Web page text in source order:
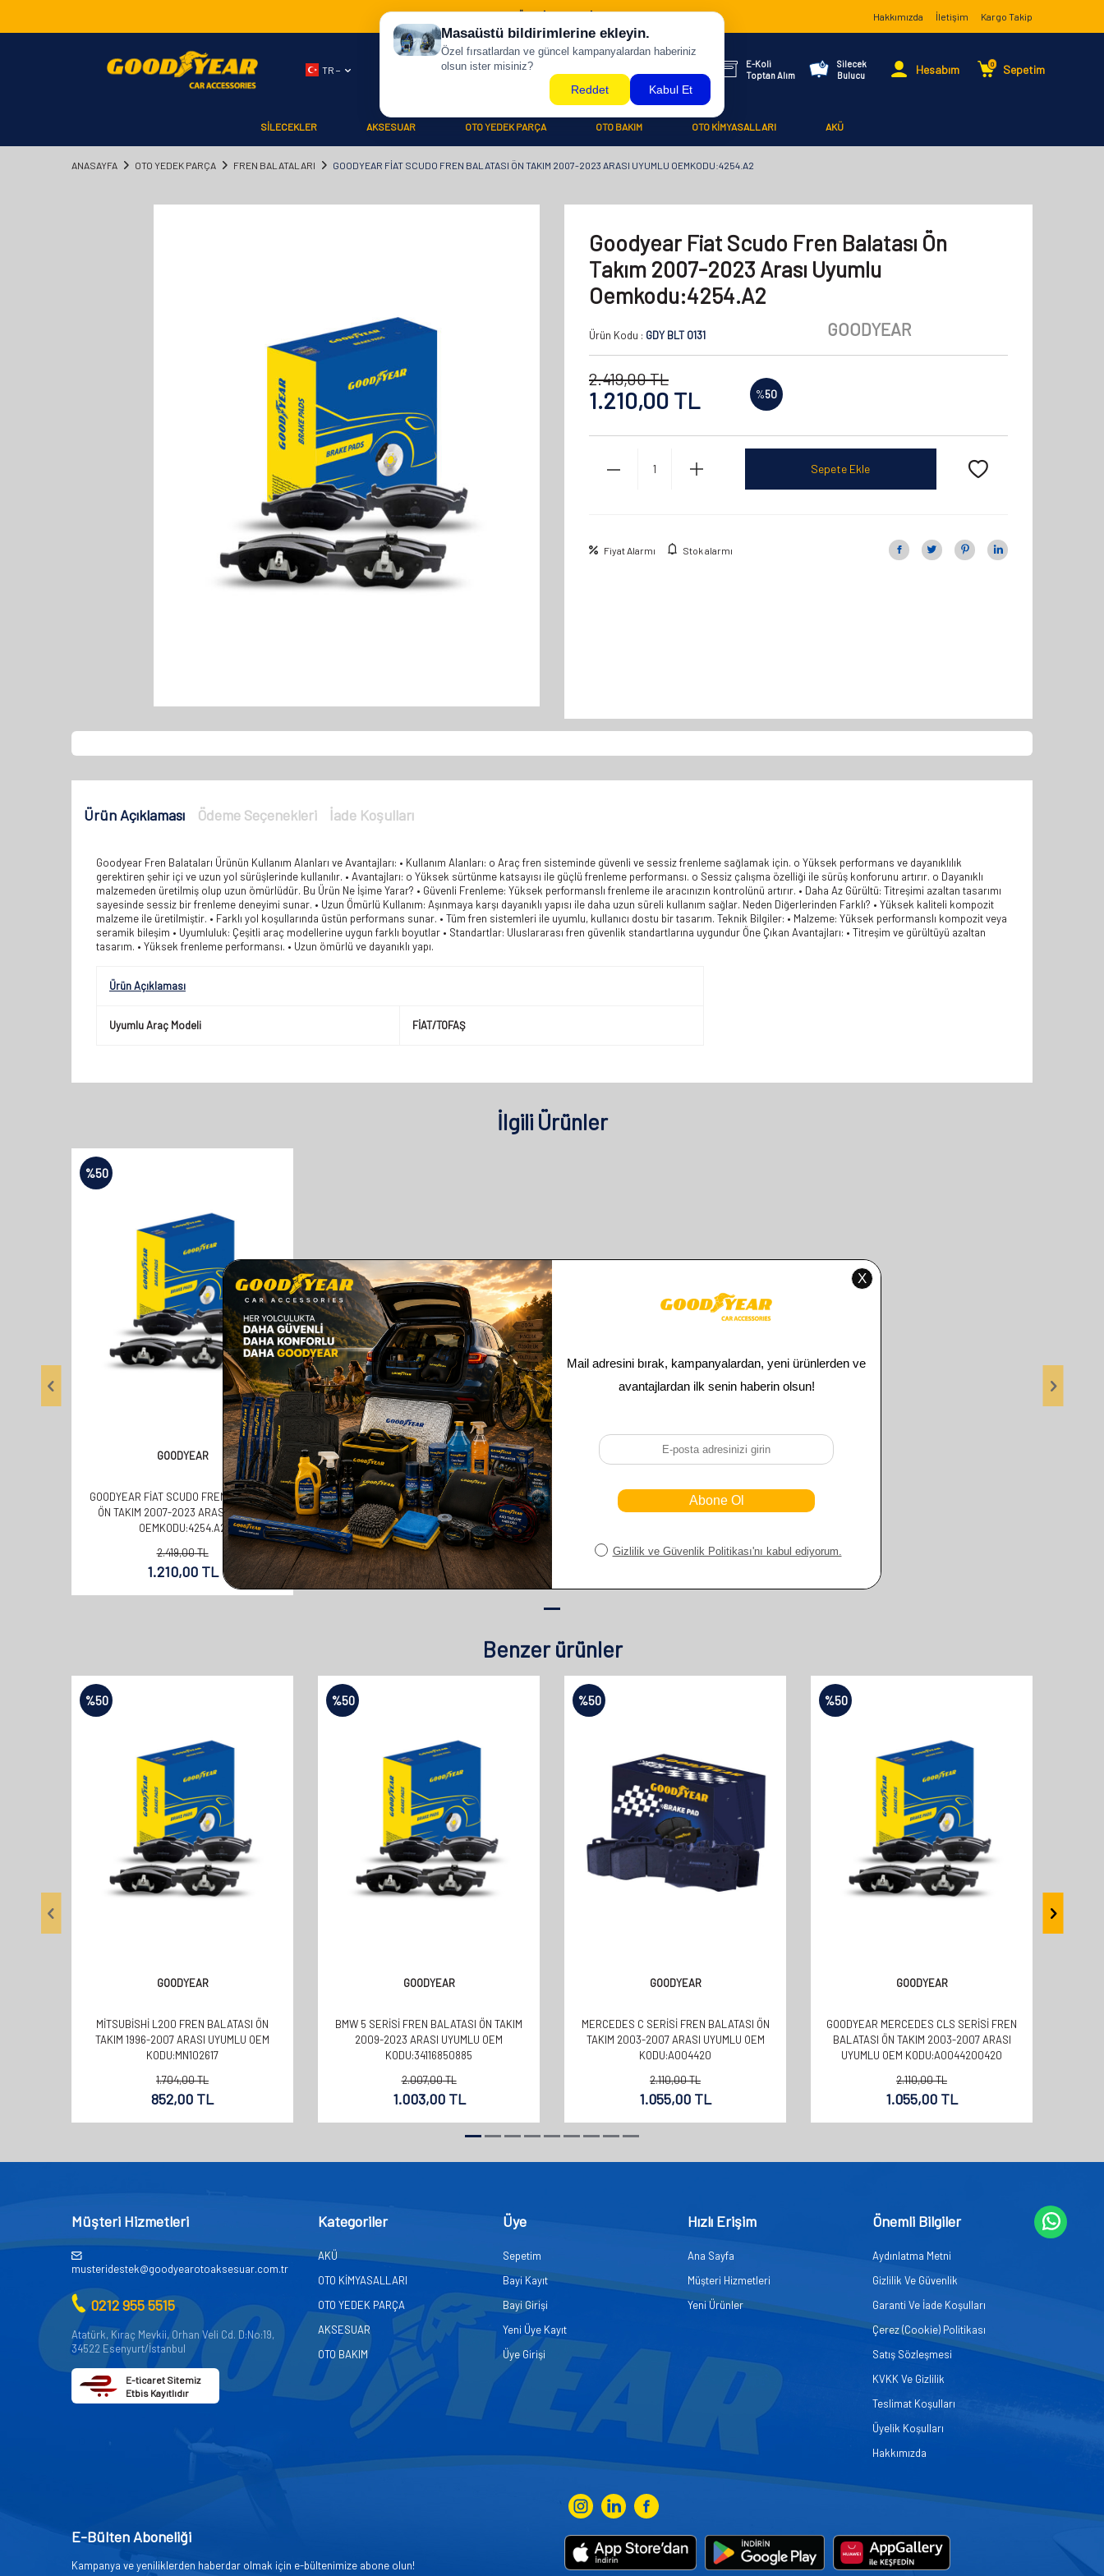
500 TL ÜZERİ KARGO BİZDEN ! Hakkımızda İletişim Kargo Takip
TR −
E-Koli
Toptan Alım
Silecek
Bulucu
Hesabım 0 Sepetim
SİLECEKLER AKSESUAR OTO YEDEK PARÇA OTO BAKIM OTO KİMYASALLARI AKÜ
ANASAYFA OTO YEDEK PARÇA FREN BALATALARI GOODYEAR FIAT SCUDO FREN BALATASI ÖN TAKIM 2007-2023 ARASI UYUMLU OEMKODU:4254.A2
Goodyear Fiat Scudo Fren Balatası Ön
Takım 2007-2023 Arası Uyumlu
Oemkodu:4254.A2
Ürün Kodu : GDY BLT 0131 GOODYEAR
2.419,00TL
1.210,00 TL %50
Sepete Ekle
Fiyat Alarmı Stok alarmı
Ürün Açıklaması Ödeme Seçenekleri İade Koşulları
Goodyear Fren Balataları Ürünün Kullanım Alanları ve Avantajları: • Kullanım Alanları: o Araç fren sisteminde güvenli ve sessiz frenleme sağlamak için. o Yüksek performans ve dayanıklılık
gerektiren şehir içi ve uzun yol sürüşlerinde kullanılır. • Avantajları: o Yüksek sürtünme katsayısı ile güçlü frenleme performansı. o Sessiz çalışma özelliği ile sürüş konforunu artırır. o Dayanıklı
malzemeden üretilmiş olup uzun ömürlüdür. Bu Ürün Ne İşime Yarar? • Güvenli Frenleme: Yüksek performanslı frenleme ile aracınızın kontrolünü artırır. • Daha Az Gürültü: Titreşimi azaltan tasarımı
sayesinde sessiz bir frenleme deneyimi sunar. • Uzun Ömürlü Kullanım: Aşınmaya karşı dayanıklı yapısı ile daha uzun süreli kullanım sağlar. Neden Diğerlerinden Farklı? • Yüksek kaliteli kompozit
malzeme ile üretilmiştir. • Farklı yol koşullarında üstün performans sunar. • Tüm fren sistemleri ile uyumlu, kullanıcı dostu bir tasarım. Teknik Bilgiler: • Malzeme: Yüksek performanslı kompozit veya
seramik bileşim • Uyumluluk: Çeşitli araç modellerine uygun farklı boyutlar • Standartlar: Uluslararası fren güvenlik standartlarına uygundur Öne Çıkan Avantajları: • Titreşim ve gürültüyü azaltan
tasarım. • Yüksek frenleme performansı. • Uzun ömürlü ve dayanıklı yapı.
Ürün Açıklaması
Uyumlu Araç Modeli FİAT/TOFAŞ
İlgili Ürünler
%50
GOODYEAR
GOODYEAR FIAT SCUDO FREN BALATASI
ÖN TAKIM 2007-2023 ARASI UYUMLU
OEMKODU:4254.A2
2.419,00TL
1.210,00TL
Benzer ürünler
%50
GOODYEAR
MİTSUBİSHİ L200 FREN BALATASI ÖN
TAKIM 1996-2007 ARASI UYUMLU OEM
KODU:MN102617
1.704,00TL
852,00 TL
%50
GOODYEAR
BMW 5 SERİSİ FREN BALATASI ÖN TAKIM
2009-2023 ARASI UYUMLU OEM
KODU:34116850885
2.007,00TL
1.003,00TL
%50
GOODYEAR
MERCEDES C SERİSİ FREN BALATASI ÖN
TAKIM 2003-2007 ARASI UYUMLU OEM
KODU:A004420
2.110,00TL
1.055,00 TL
%50
GOODYEAR
GOODYEAR MERCEDES CLS SERISI FREN
BALATASI ÖN TAKIM 2003-2007 ARASI
UYUMLU OEM KODU:A0044200420
2.110,00TL
1.055,00 TL
Müşteri Hizmetleri
musteridestek@goodyearotoaksesuar.com.tr
0212 955 5515
Atatürk, Kıraç Mevkii, Orhan Veli Cd. D:No:19,
34522 Esenyurt/İstanbul
E-ticaret Sitemiz
Etbis Kayıtlıdır
Kategoriler
AKÜ
OTO KİMYASALLARI
OTO YEDEK PARÇA
AKSESUAR
OTO BAKIM
Üye
Sepetim
Bayi Kayıt
Bayi Girişi
Yeni Üye Kayıt
Üye Girişi
Hızlı Erişim
Ana Sayfa
Müşteri Hizmetleri
Yeni Ürünler
Önemli Bilgiler
Aydınlatma Metni
Gizlilik Ve Güvenlik
Garanti Ve İade Koşulları
Çerez (Cookie) Politikası
Satış Sözleşmesi
KVKK Ve Gizlilik
Teslimat Koşulları
Üyelik Koşulları
Hakkımızda
E-Bülten Aboneliği
Kampanya ve yeniliklerden haberdar olmak için e-bültenimize abone olun!